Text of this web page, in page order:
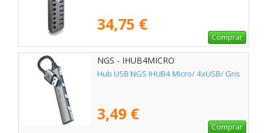
34,75 €
Comprar
NGS - IHUB4MICRO
Hub USB NGS IHUB4 Micro/ 4xUSB/ Gris
3,49 €
Comprar